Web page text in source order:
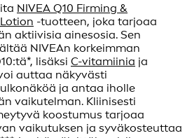
NIVEA Q10 Firming &
-tuotteen, joka tarjoaa
aktiivisia ainesosia. Sen
NIVEAn korkeimman
lisäksi C-vitamiinia ja
auttaa näkyvästi
ja antaa iholle
vaikutelman. Kliinisesti
koostumus tarjoaa
vaikutuksen ja syväkosteuttaa